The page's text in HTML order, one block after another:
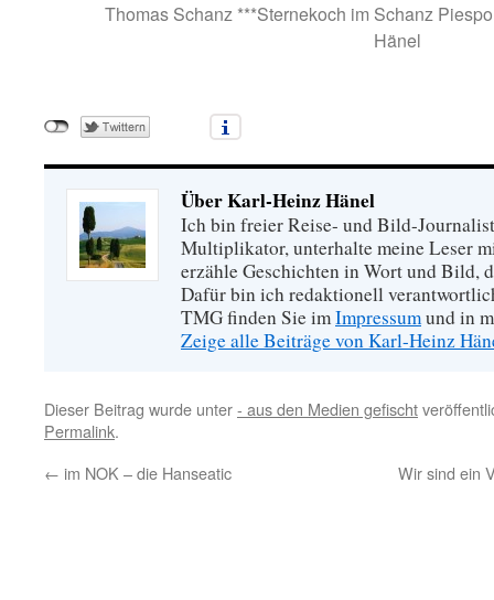
Thomas Schanz ***Sternekoch im Schanz
Hänel
Über Karl-Heinz Hänel
Ich bin freier Reise- und Bild-
Multiplikator, unterhalte meine Leser
erzähle Geschichten in Wort und Bild,
Dafür bin ich redaktionell
TMG finden Sie imImpressumund in
Zeige alle Beiträge von Karl-Heinz
Dieser Beitrag wurde unter- aus den Medien gefischt
Permalink.
← im NOK – die Hanseatic Wir sind ein